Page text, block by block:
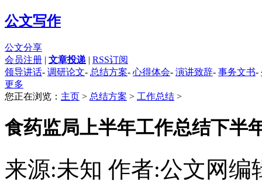
公文写作
公文分享
会员注册 | 文章投递 | RSS订阅
领导讲话- 调研论文- 总结方案- 心得体会- 演讲致辞- 事务文书-
更多
您正在浏览： 主页 > 总结方案 > 工作总结 >
食药监局上半年工作总结下半
来源:未知 作者:公文网编